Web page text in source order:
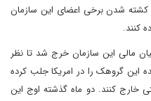
کشته شدن برخی اعضای این سازمان
کنند.
مالی این سازمان خرج شد تا نظر
این گروهک را در امریکا جلب کرده
خارج کنند. دو ماه گذشته اوج این